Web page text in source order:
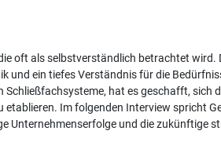
oft als selbstverständlich betrachtet wird.
und ein tiefes Verständnis für die
Schließfachsysteme, hat es geschafft, sich
Im folgenden Interview spricht
Unternehmenserfolge und die zukünftige